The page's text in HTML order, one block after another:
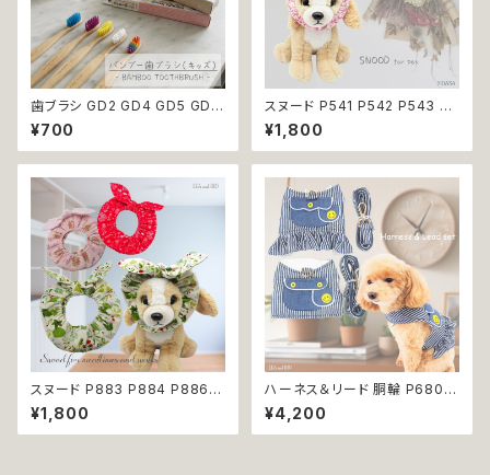
歯ブラシ GD2 GD4 GD5 GD6
GD8 ハンブー歯ブラシ THE H
UMBLE CO.キッズ 子ども バン
ブー 竹 口腔ケア 植物由来原料
¥700
スヌード P541 P542 P543 P5
44 カチューシャ 耳カバー 小花
模様 花 汚れ防止 濡れ防止 ドッ
グウェア ドッグ ウェア 犬 猫 ペ
ゃれ 小型犬 返品交換不可
¥1,800
スヌード P883 P884 P886
カチューシャ 耳カバー ピンク レ
ッド グリーン りぼん ドッグウェ
ア ドッグ ウェア ドッグウエア 犬
¥1,800
ハーネス＆リード 胴輪 P680 P
681 ハーネス リード 一体型 セ
ット 引っ張り防止 お出掛け 散
歩 ドッグウエア 犬 猫 ペット 服
¥4,200